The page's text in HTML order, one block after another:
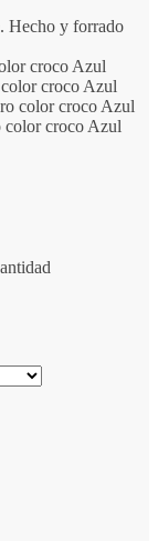
Hecho y forrado
croco Azul
croco Azul
color croco Azul
color croco Azul